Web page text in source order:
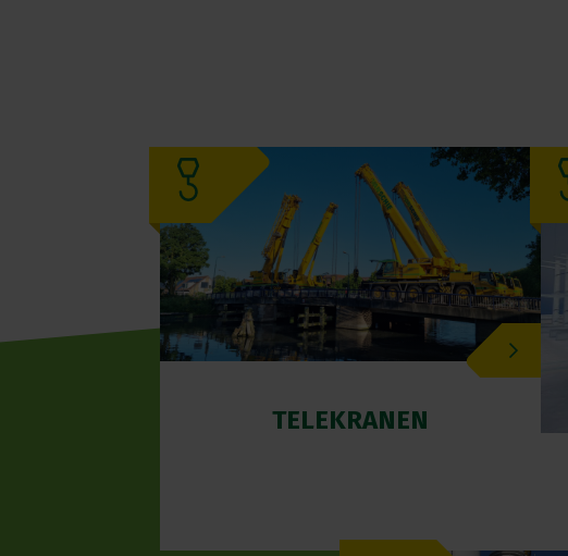
TELEKRANEN